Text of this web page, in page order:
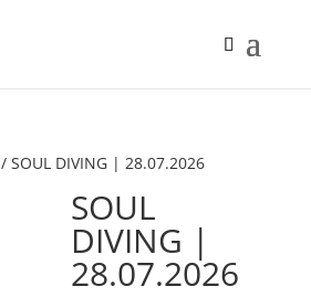
/ SOUL DIVING | 28.07.2026
SOUL
DIVING |
28.07.2026